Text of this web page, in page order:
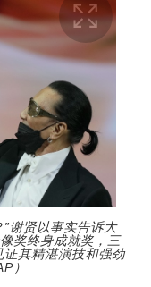
谢贤以事实告诉大
奖终身成就奖，三
其精湛演技和强劲
）